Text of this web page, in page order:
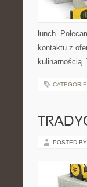
lunch.
kontaktu z
POSTED